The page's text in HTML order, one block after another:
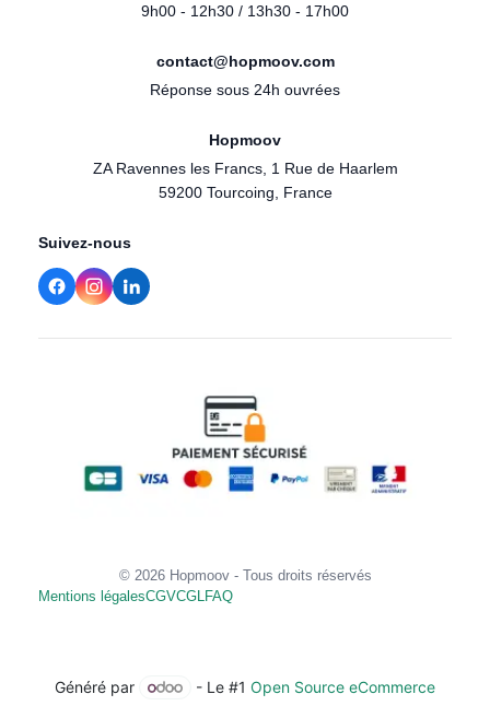
9h00 - 12h30 / 13h30 - 17h00
contact@hopmoov.com
Réponse sous 24h ouvrées
Hopmoov
ZA Ravennes les Francs, 1 Rue de Haarlem
59200 Tourcoing, France
Suivez-nous
© 2026 Hopmoov - Tous droits réservés
Mentions légalesCGVCGL FAQ
Généré par - Le #1Open Source eCommerce